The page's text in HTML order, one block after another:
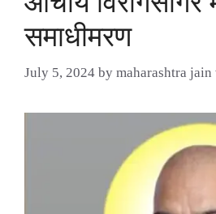
समाधीमरण
July 5, 2024 by maharashtra jain